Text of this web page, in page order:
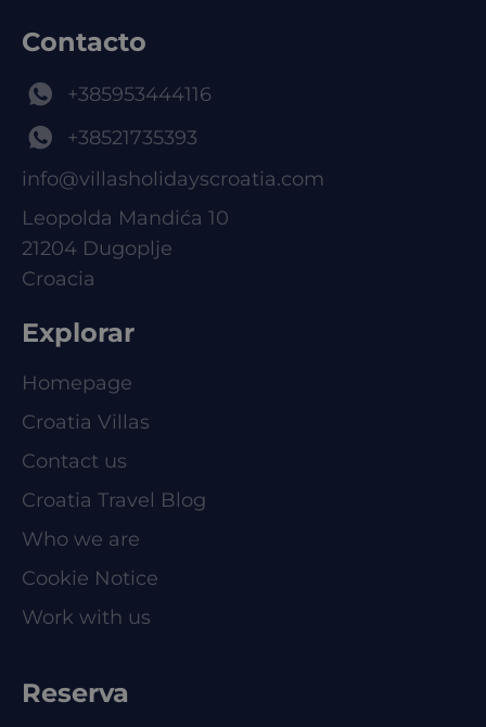
Contacto
+385953444116
+38521735393
info@villasholidayscroatia.com
Leopolda Mandića 10
21204 Dugoplje
Croacia
Explorar
Homepage
Croatia Villas
Contact us
Croatia Travel Blog
Who we are
Cookie Notice
Work with us
Reserva